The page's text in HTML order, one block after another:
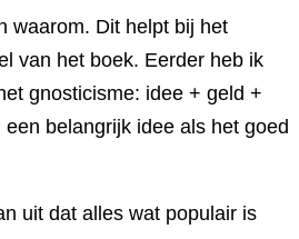
waarom. Dit helpt bij het
van het boek. Eerder heb ik
gnosticisme: idee + geld +
belangrijk idee als het goed
uit dat alles wat populair is